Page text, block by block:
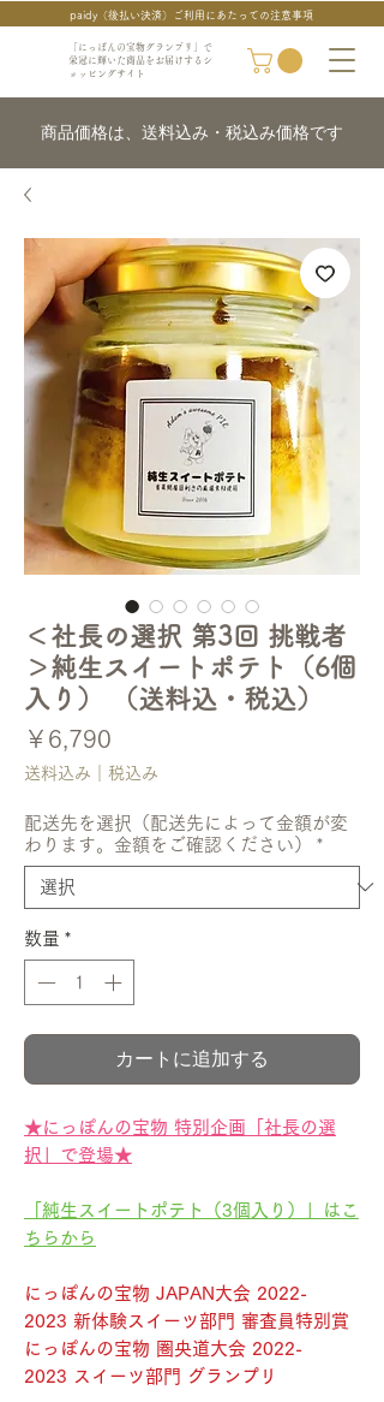
「にっぽんの宝物グランプリ」で
栄冠に輝いた商品をお届けするシ
ョッピングサイト
paidy（後払い決済）ご利用にあたっての注意事項
商品価格は、送料込み・税込み価格です
＜社長の選択 第3回 挑戦者
＞純生スイートポテト（6個
入り） （送料込・税込）
￥6,790
格
送料込み｜税込み
配送先を選択（配送先によって金額が変
わります。金額をご確認ください）
*
数量 *
カートに追加する
★にっぽんの宝物 特別企画「社長の選
択」で登場★
「純生スイートポテト（3個入り）」はこ
ちらから
にっぽんの宝物 JAPAN大会 2022-
2023 新体験スイーツ部門 審査員特別賞
にっぽんの宝物 圏央道大会 2022-
2023 スイーツ部門 グランプリ